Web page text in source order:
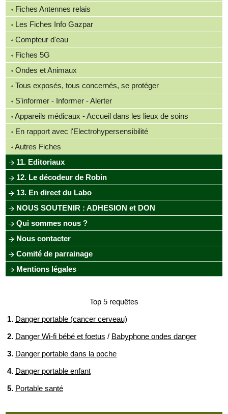
Fiches Antennes relais
Les Fiches Info Gazpar
Compteur d'eau
Fiches 5G
Ondes et Animaux
Tous exposés, tous concernés, se protéger
S'informer - Informer - Alerter
Appareils médicaux - Accueil dans les lieux de soins
En rapport avec l'Electrohypersensibilité
Autres Fiches
11. Editoriaux
12. Le décodeur de Robin
13. En direct du Labo
NOUS SOUTENIR : ADHESION et DON
Qui sommes nous ?
Nous contacter
Comité de parrainage
Mentions légales
Top 5 requêtes
1. Danger portable (cancer cerveau)
2. Danger Wi-fi bébé et foetus / Babyphone ondes danger
3. Danger portable dans la poche
4. Danger portable enfant
5. Portable santé